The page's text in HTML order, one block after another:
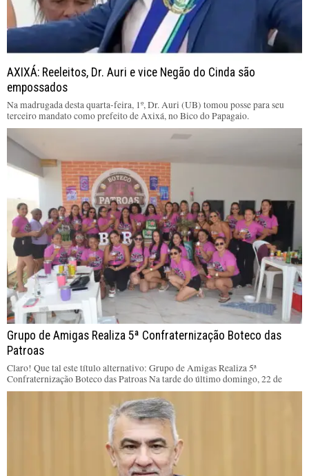
AXIXÁ: Reeleitos, Dr. Auri e vice Negão do Cinda são
empossados
Na madrugada desta quarta-feira, 1º, Dr. Auri (UB) tomou posse para seu
terceiro mandato como prefeito de Axixá, no Bico do Papagaio.
Grupo de Amigas Realiza 5ª Confraternização Boteco das
Patroas
Claro! Que tal este título alternativo: Grupo de Amigas Realiza 5ª
Confraternização Boteco das Patroas Na tarde do último domingo, 22 de